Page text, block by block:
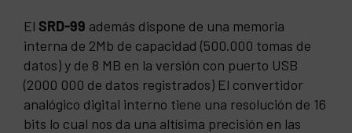
El SRD-99 además dispone de una memoria
interna de 2Mb de capacidad (500.000 tomas de
datos) y de 8 MB en la versión con puerto USB
(2000 000 de datos registrados) El convertidor
analógico digital interno tiene una resolución de 16
bits lo cual nos da una altísima precisión en las